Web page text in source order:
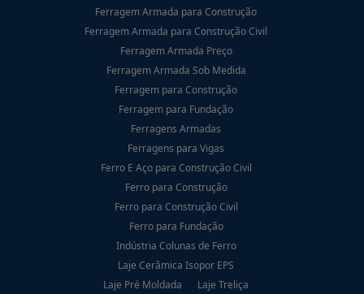
Ferragem Armada para Construção
Ferragem Armada para Construção Civil
Ferragem Armada Preço
Ferragem Armada Sob Medida
Ferragem para Construção
Ferragem para Fundação
Ferragens Armadas
Ferragens para Vigas
Ferro E Aço para Construção Civil
Ferro para Construção
Ferro para Construção Civil
Ferro para Fundação
Indústria Colunas de Ferro
Laje Cerâmica Isopor EPS
Laje Pré Moldada
Laje Treliça